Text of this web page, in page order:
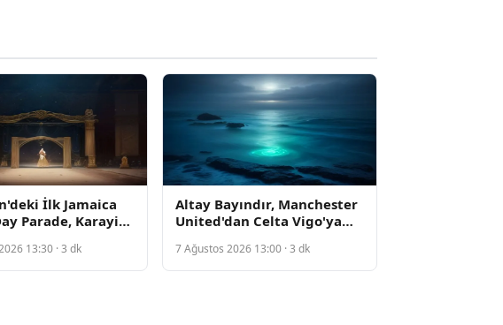
İlk Jamaica
Parade, Karayip
Açıyor
13:30 · 3 dk
Altay Bayındır, Manchester
United'dan Celta Vigo'ya
7 Ağustos 2026 13:00 · 3 dk